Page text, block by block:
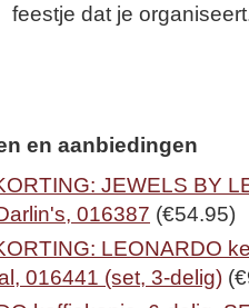
feestje dat je
en aanbiedingen
JEWELS BY
016387 (€54.95)
LEONARDO
016441 (set, 3-delig)